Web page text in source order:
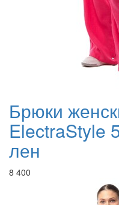
Брюки
ElectraStyle
лен
8 400